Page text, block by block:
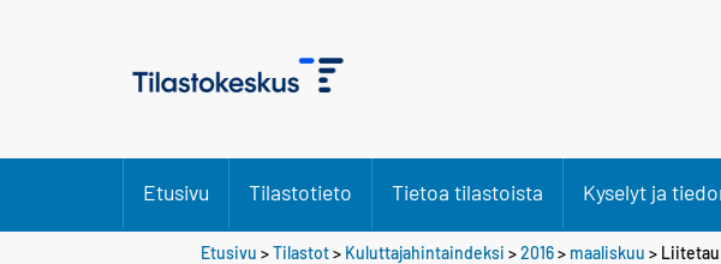
Etusivu Tilastotieto Tietoa tilastoista Kyselyt ja
Etusivu >Tilastot> Kuluttajahintaindeksi >2016> maaliskuu >